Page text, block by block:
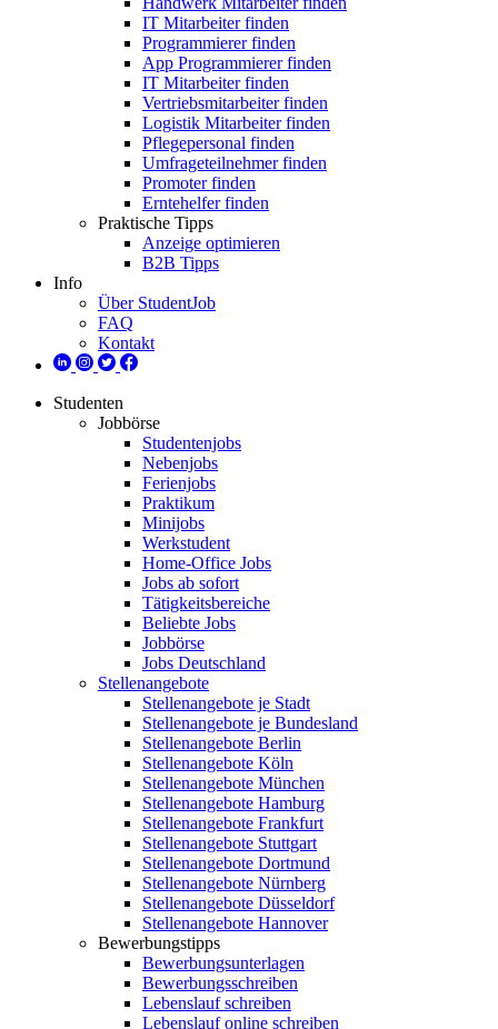
IT Mitarbeiter finden
Programmierer finden
App Programmierer finden
IT Mitarbeiter finden
Vertriebsmitarbeiter finden
Logistik Mitarbeiter finden
Pflegepersonal finden
Umfrageteilnehmer finden
Promoter finden
Erntehelfer finden
Praktische Tipps
Anzeige optimieren
B2B Tipps
Info
Über StudentJob
FAQ
Kontakt
Studenten
Jobbörse
Studentenjobs
Nebenjobs
Ferienjobs
Praktikum
Minijobs
Werkstudent
Home-Office Jobs
Jobs ab sofort
Tätigkeitsbereiche
Beliebte Jobs
Jobbörse
Jobs Deutschland
Stellenangebote
Stellenangebote je Stadt
Stellenangebote je Bundesland
Stellenangebote Berlin
Stellenangebote Köln
Stellenangebote München
Stellenangebote Hamburg
Stellenangebote Frankfurt
Stellenangebote Stuttgart
Stellenangebote Dortmund
Stellenangebote Nürnberg
Stellenangebote Düsseldorf
Stellenangebote Hannover
Bewerbungstipps
Bewerbungsunterlagen
Bewerbungsschreiben
Lebenslauf schreiben
Lebenslauf online schreiben